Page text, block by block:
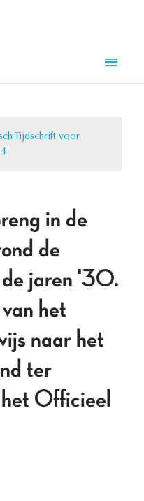
Tijdschrift voor
in de
de
de jaren '30.
het
naar het
ter
Officieel